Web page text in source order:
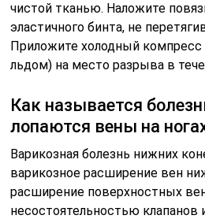
чистой тканью. Наложите
эластичного бинта, не
Приложите холодный компресс
льдом) на место разрыва в
Как называется
лопаются вены на
Варикозная болезнь нижних
варикозное расширение вен
расширение поверхностных
несостоятельностью